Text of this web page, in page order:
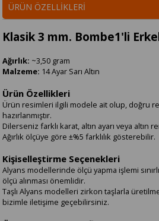
ÜRÜN ÖZELLIKLERI
Klasik 3 mm. Bombe1'li
Ağırlık: ~3,50 gram
Malzeme: 14 Ayar Sarı Altın
Ürün Özellikleri
Ürün resimleri ilgili modele ait olup, doğru
hazırlanmıştır.
Dilerseniz farklı karat, altın ayarı veya
Ağırlık ölçüye göre ±%5 farklılık gösterebilir.
Kişiselleştirme Seçenekleri
Alyans modellerinde ölçü yapma işlemi
ölçü alınması önemlidir.
Taşlı Alyans modelleri zirkon taşlarla
bizimle iletişime geçebilirsiniz.